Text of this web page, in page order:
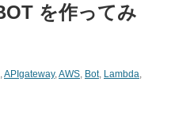
を作ってみ
,APIgateway,AWS, Bot, Lambda,